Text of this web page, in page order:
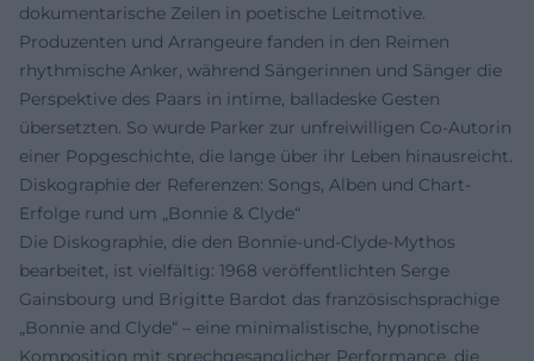
dokumentarische Zeilen in poetische Leitmotive.
Produzenten und Arrangeure fanden in den Reimen
rhythmische Anker, während Sängerinnen und Sänger die
Perspektive des Paars in intime, balladeske Gesten
übersetzten. So wurde Parker zur unfreiwilligen Co-Autorin
einer Popgeschichte, die lange über ihr Leben hinausreicht.
Diskographie der Referenzen: Songs, Alben und Chart-
Erfolge rund um „Bonnie & Clyde“
Die Diskographie, die den Bonnie-und-Clyde-Mythos
bearbeitet, ist vielfältig: 1968 veröffentlichten Serge
Gainsbourg und Brigitte Bardot das französischsprachige
„Bonnie and Clyde“ – eine minimalistische, hypnotische
Komposition mit sprechgesanglicher Performance, die